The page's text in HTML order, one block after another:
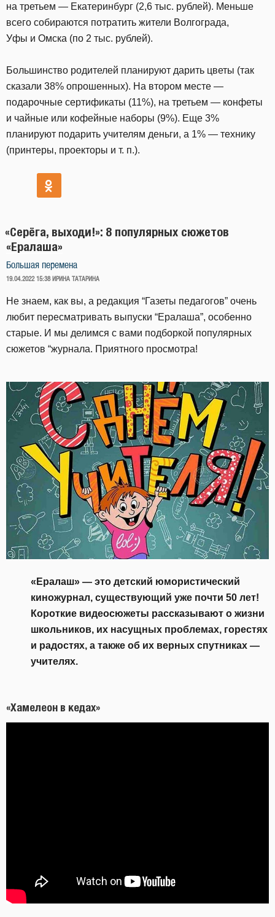
на третьем — Екатеринбург (2,6 тыс. рублей). Меньше
всего собираются потратить жители Волгограда,
Уфы и Омска (по 2 тыс. рублей).
Большинство родителей планируют дарить цветы (так
сказали 38% опрошенных). На втором месте —
подарочные сертификаты (11%), на третьем — конфеты
и чайные или кофейные наборы (9%). Еще 3%
планируют подарить учителям деньги, а 1% — технику
(принтеры, проекторы и т. п.).
«Серёга, выходи!»: 8 популярных сюжетов
«Ералаша»
Большая перемена
ОПУБЛИКОВАНО
19.04.2022 15:38 ИРИНА ТАТАРИНА
Не знаем, как вы, а редакция “Газеты педагогов” очень
любит пересматривать выпуски “Ералаша”, особенно
старые. И мы делимся с вами подборкой популярных
сюжетов “журнала. Приятного просмотра!
«Ералаш» — это детский юмористический
киножурнал, существующий уже почти 50 лет!
Короткие видеосюжеты рассказывают о жизни
школьников, их насущных проблемах, горестях
и радостях, а также об их верных спутниках —
учителях.
«Хамелеон в кедах»